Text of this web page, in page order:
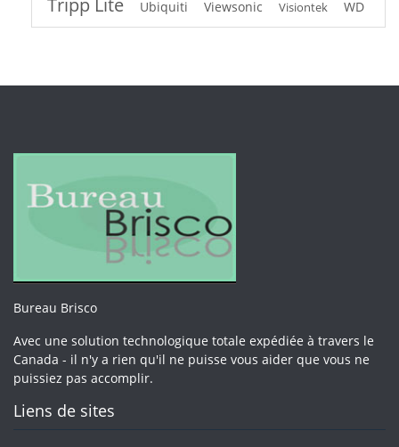
Tripp Lite Ubiquiti Viewsonic Visiontek WD
Bureau Brisco
Avec une solution technologique totale expédiée à travers le
Canada - il n'y a rien qu'il ne puisse vous aider que vous ne
puissiez pas accomplir.
Liens de sites